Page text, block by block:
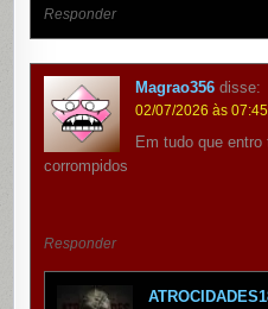
Responder
Magrao356 disse:
02/07/2026 às 07:45
Em tudo que
corrompidos
Responder